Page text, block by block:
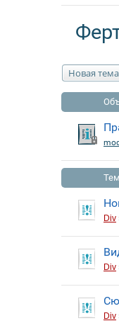
Новая тема
Div
Div
Div